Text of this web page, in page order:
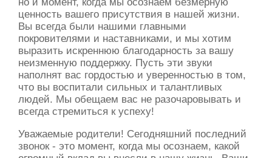
ценность вашего присутствия в нашей жизни.
Вы всегда были нашими главными
покровителями и наставниками, и мы хотим
выразить искреннюю благодарность за вашу
неизменную поддержку. Пусть эти звуки
наполнят вас гордостью и уверенностью в том,
что вы воспитали сильных и талантливых
людей. Мы обещаем вас не разочаровывать и
всегда стремиться к успеху!
Уважаемые родители! Сегодняшний последний
звонок - это момент, когда мы осознаем, какой